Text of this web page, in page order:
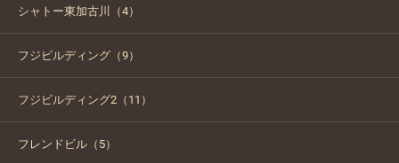
シャトー東加古川（4）
フジビルディング（9）
フジビルディング2（11）
フレンドビル（5）